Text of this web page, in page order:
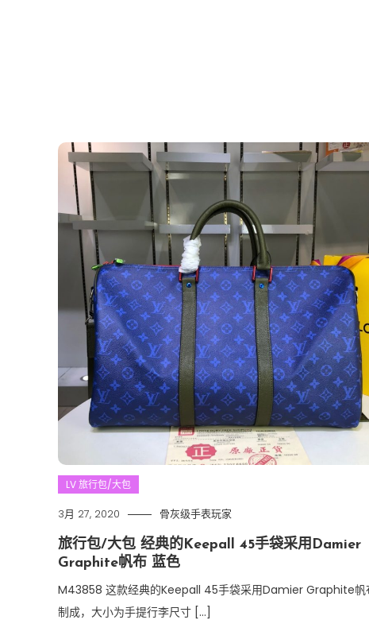
LV 旅行包/大包
3月 27, 2020 骨灰级手表玩家
旅行包/大包 经典的Keepall 45手袋采用Damier
Graphite帆布 蓝色
M43858 这款经典的Keepall 45手袋采用Damier Graphite帆
制成，大小为手提行李尺寸 […]